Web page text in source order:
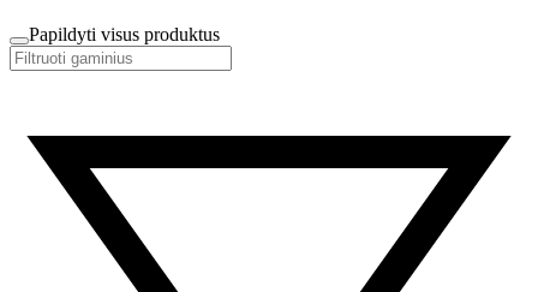
Papildyti visus produktus